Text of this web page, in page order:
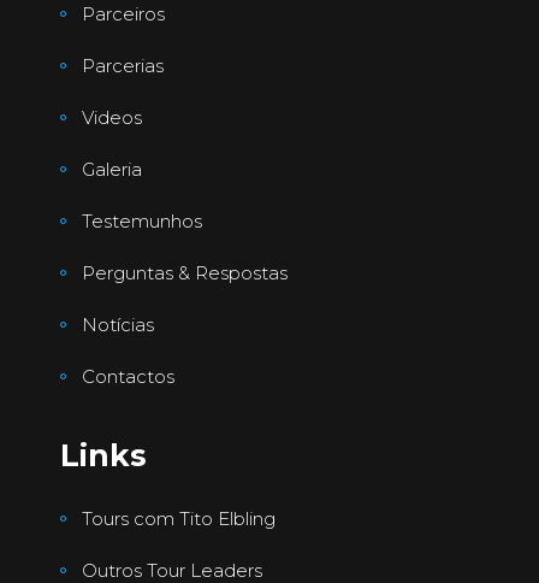
Parceiros
Parcerias
Videos
Galeria
Testemunhos
Perguntas & Respostas
Notícias
Contactos
Links
Tours com Tito Elbling
Outros Tour Leaders